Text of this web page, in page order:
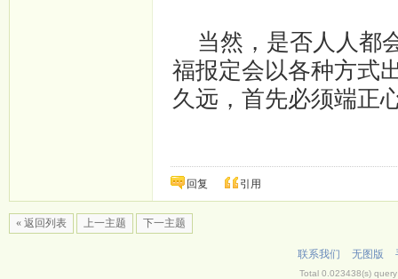
当然，是否人人都
福报定会以各种方式
久远，首先必须端正
回复 引用
« 返回列表 上一主题 下一主题
联系我们 无图版
Total 0.023438(s)